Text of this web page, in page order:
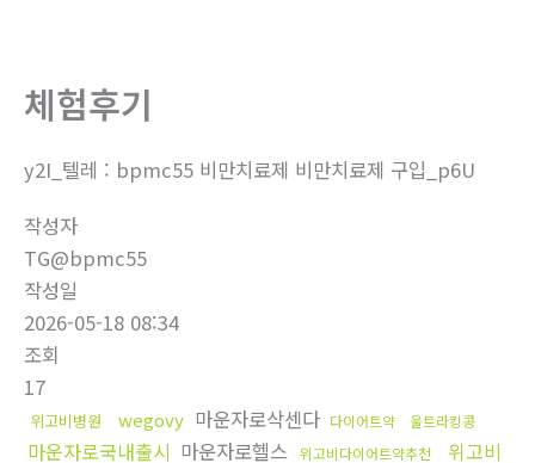
체험후기
y2I_텔레 : bpmc55 비만치료제 비만치료제 구입_p6U
작성자
TG@bpmc55
작성일
2026-05-18 08:34
조회
17
위고비병원 wegovy 마운자로삭센다 다이어트약 울트라킹콩
마운자로국내출시 마운자로헬스 위고비다이어트약추천
위고비